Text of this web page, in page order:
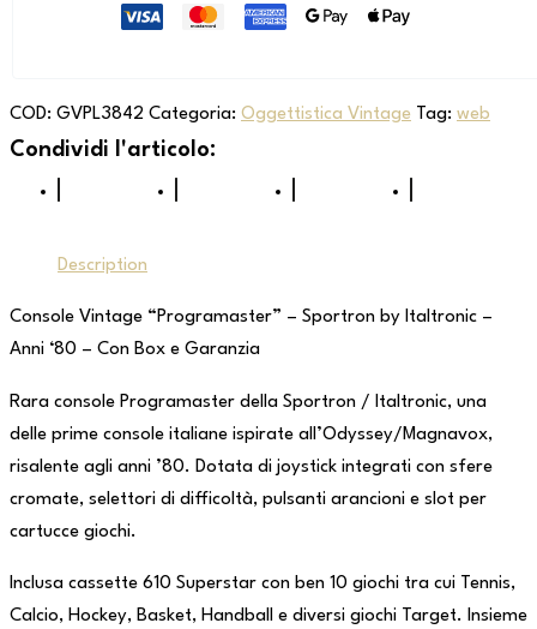
COD: GVPL3842 Categoria: Oggettistica Vintage Tag: web
Description
Console Vintage “Programaster” – Sportron by Italtronic –
Anni ‘80 – Con Box e Garanzia
Rara console Programaster della Sportron / Italtronic, una
delle prime console italiane ispirate all’Odyssey/Magnavox,
risalente agli anni ’80. Dotata di joystick integrati con sfere
cromate, selettori di difficoltà, pulsanti arancioni e slot per
cartucce giochi.
Inclusa cassette 610 Superstar con ben 10 giochi tra cui Tennis,
Calcio, Hockey, Basket, Handball e diversi giochi Target. Insieme